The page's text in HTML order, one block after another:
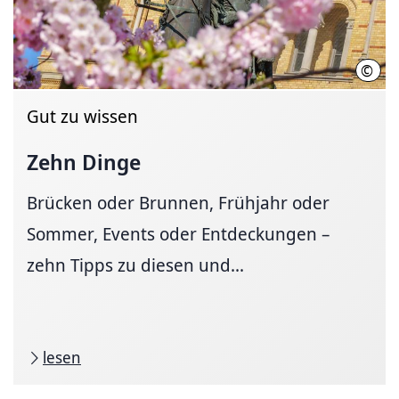
©
Gut zu wissen
Zehn Dinge
Brücken oder Brunnen, Frühjahr oder
Sommer, Events oder Entdeckungen –
zehn Tipps zu diesen und...
lesen